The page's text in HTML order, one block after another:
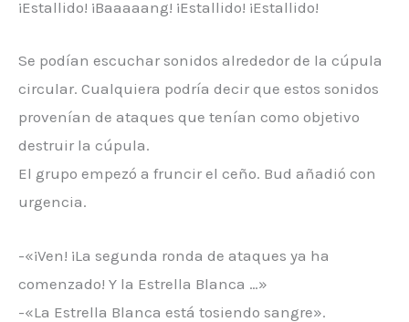
¡Estallido! ¡Baaaaang! ¡Estallido! ¡Estallido!
Se podían escuchar sonidos alrededor de la cúpula
circular. Cualquiera podría decir que estos sonidos
provenían de ataques que tenían como objetivo
destruir la cúpula.
El grupo empezó a fruncir el ceño. Bud añadió con
urgencia.
-«¡Ven! ¡La segunda ronda de ataques ya ha
comenzado! Y la Estrella Blanca …»
-«La Estrella Blanca está tosiendo sangre».